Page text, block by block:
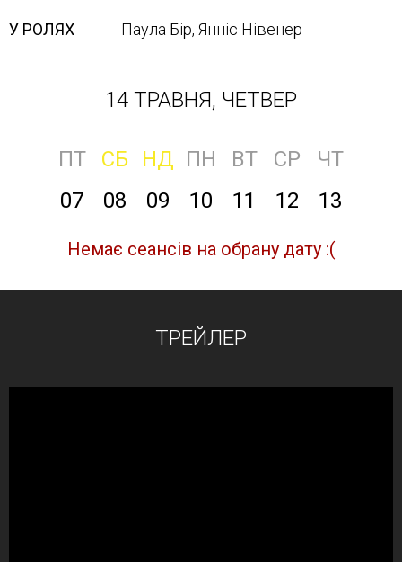
У РОЛЯХ Паула Бір, Янніс Нівенер
14 ТРАВНЯ, ЧЕТВЕР
ПТ СБ НД ПН ВТ СР
ЧТ
07
08 09 10 11 12 13
Немає сеансів на обрану дату :(
ТРЕЙЛЕР